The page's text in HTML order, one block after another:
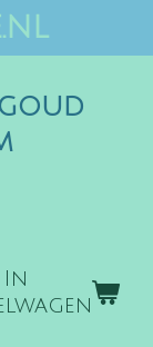
goud
In